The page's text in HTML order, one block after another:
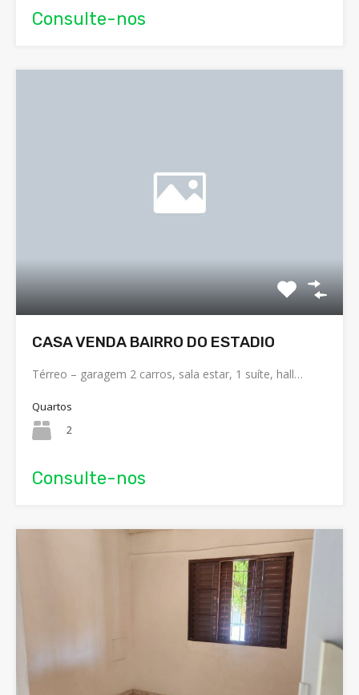
Consulte-nos
CASA VENDA BAIRRO DO ESTADIO
Térreo – garagem 2 carros, sala estar, 1 suíte, hall…
Quartos
2
Consulte-nos